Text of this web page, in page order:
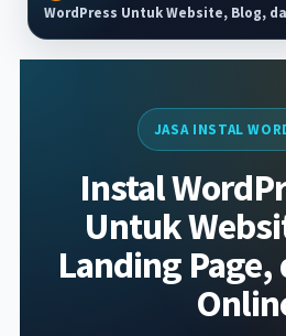
WordPress Untuk Website, Blog,
JASA INSTAL
Instal
Untuk
Landing